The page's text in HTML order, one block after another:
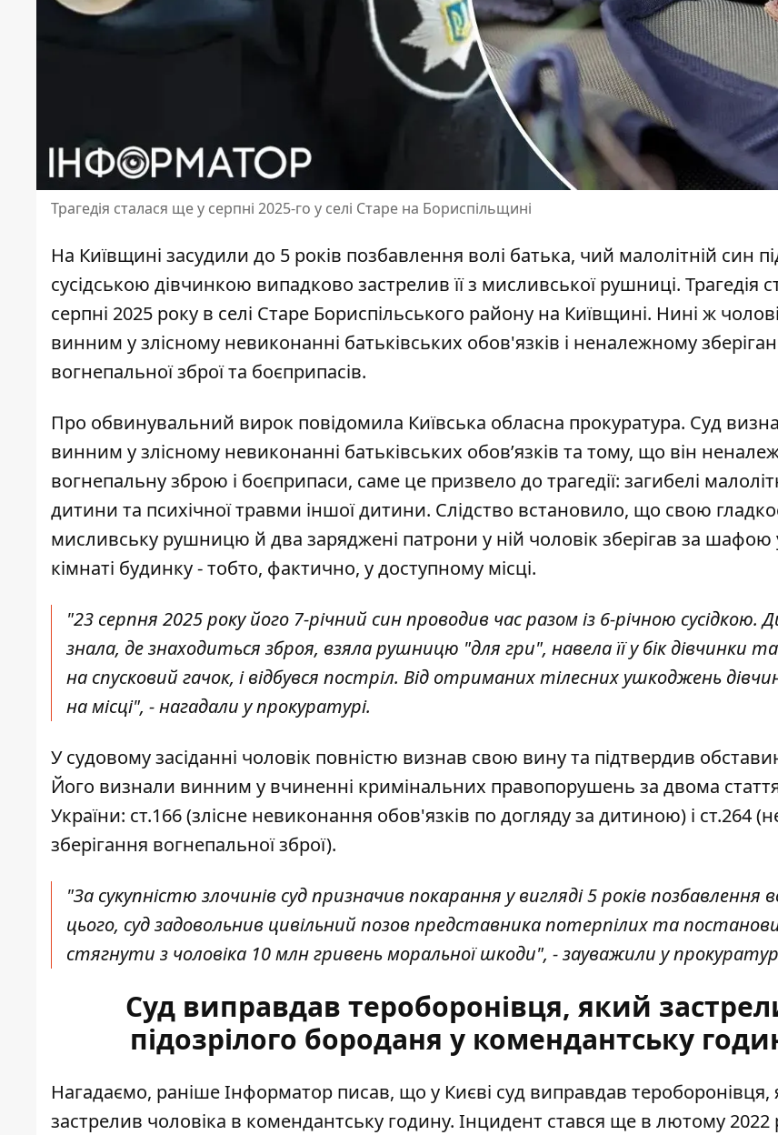
Трагедія сталася ще у серпні 2025-го у селі Старе на Бориспільщині
На Київщині засудили до 5 років позбавлення волі батька, чий малолітній син
сусідською дівчинкою випадково застрелив її з мисливської рушниці. Трагедія
серпні 2025 року в селі Старе Бориспільського району на Київщині. Нині ж
винним у злісному невиконанні батьківських обов'язків і неналежному
вогнепальної зброї та боєприпасів.
Про обвинувальний вирок повідомила Київська обласна прокуратура. Суд
винним у злісному невиконанні батьківських обовʼязків та тому, що він
вогнепальну зброю і боєприпаси, саме це призвело до трагедії: загибелі
дитини та психічної травми іншої дитини. Слідство встановило, що свою
мисливську рушницю й два заряджені патрони у ній чоловік зберігав за шафою
кімнаті будинку - тобто, фактично, у доступному місці.
"23 серпня 2025 року його 7-річний син проводив час разом із 6-річною сусідкою.
знала, де знаходиться зброя, взяла рушницю "для гри", навела її у бік дівчинки
на спусковий гачок, і відбувся постріл. Від отриманих тілесних ушкоджень
на місці", - нагадали у прокуратурі.
У судовому засіданні чоловік повністю визнав свою вину та підтвердив
Його визнали винним у вчиненні кримінальних правопорушень за двома
України: ст.166 (злісне невиконання обов'язків по догляду за дитиною) і ст.264
зберігання вогнепальної зброї).
"За сукупністю злочинів суд призначив покарання у вигляді 5 років позбавлення
цього, суд задовольнив цивільний позов представника потерпілих та
стягнути з чоловіка 10 млн гривень моральної шкоди", - зауважили у
Суд виправдав тероборонівця, який
підозрілого бороданя у комендантську
Нагадаємо, раніше Інформатор писав, що у Києві суд виправдав тероборонівця,
застрелив чоловіка в комендантську годину. Інцидент стався ще в лютому 2022